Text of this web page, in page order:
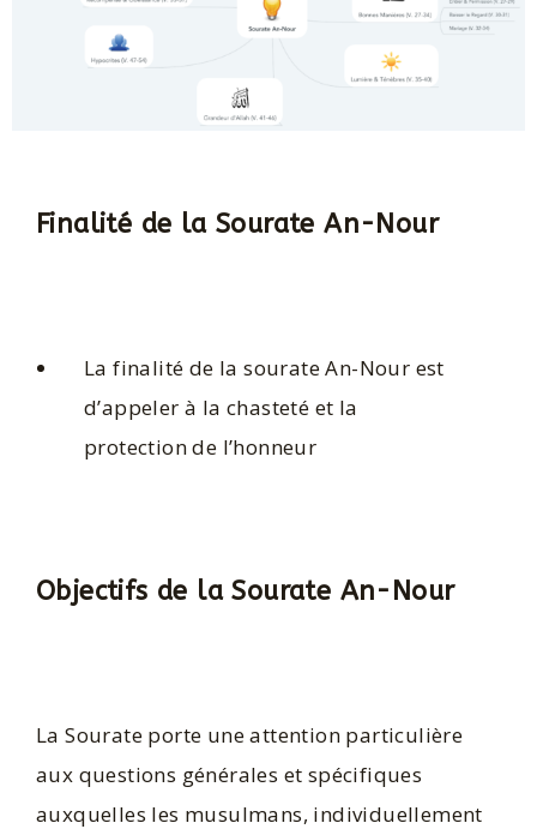
Finalité de la Sourate An-Nour
La finalité de la sourate An-Nour est
d’appeler à la chasteté et la
protection de l’honneur
Objectifs de la Sourate An-Nour
La Sourate porte une attention particulière
aux questions générales et spécifiques
auxquelles les musulmans, individuellement